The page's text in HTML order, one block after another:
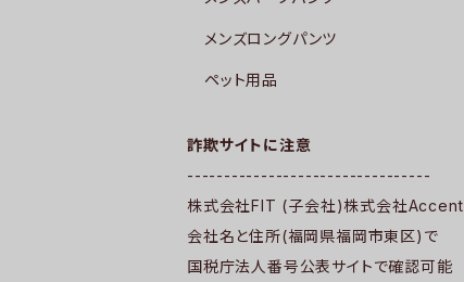
メンズロングパンツ
ペット用品
詐欺サイトに注意
---------------------------------
株式会社FIT (子会社)株式会社Accent
会社名と住所(福岡県福岡市東区)で
国税庁法人番号公表サイトで確認可能